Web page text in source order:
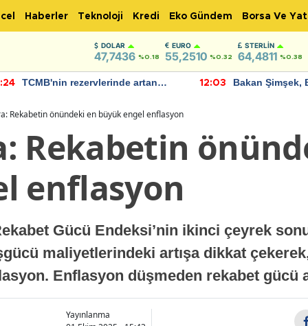
Haberler Teknoloji Kredi Eko Gündem Borsa Ve
DOLAR
47,7436 %0.18
EURO
55,2510 %0.32
STERLIN
64,4811 %0.38
TCMB'nin rezervlerinde artan
12:03
Bakan Şimşek,
Rekabetin önündeki en büyük engel enflasyon
Rekabetin
enflasyon
Gücü Endeksi’nin ikinci çeyrek
maliyetlerindeki artışa dikkat
Enflasyon düşmeden rekabet gücü
Yayınlanma